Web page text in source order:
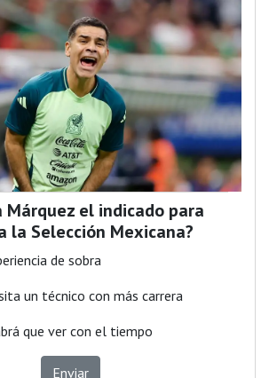
Márquez el indicado para
la Selección Mexicana?
de sobra
un técnico con más carrera
que ver con el tiempo
Enviar